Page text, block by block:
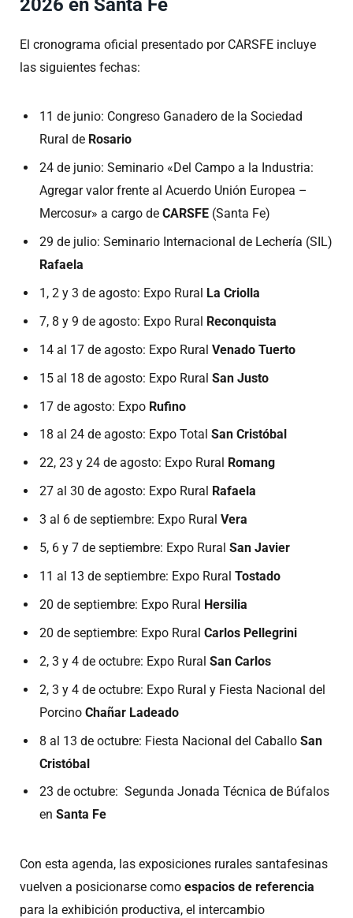
2026 en Santa Fe
El cronograma oficial presentado por CARSFE incluye
las siguientes fechas:
11 de junio: Congreso Ganadero de la Sociedad
Rural de Rosario
24 de junio: Seminario «Del Campo a la Industria:
Agregar valor frente al Acuerdo Unión Europea –
Mercosur» a cargo de CARSFE (Santa Fe)
29 de julio: Seminario Internacional de Lechería (SIL)
Rafaela
1, 2 y 3 de agosto: Expo Rural La Criolla
7, 8 y 9 de agosto: Expo Rural Reconquista
14 al 17 de agosto: Expo Rural Venado Tuerto
15 al 18 de agosto: Expo Rural San Justo
17 de agosto: Expo Rufino
18 al 24 de agosto: Expo Total San Cristóbal
22, 23 y 24 de agosto: Expo Rural
Romang
27 al 30 de agosto: Expo Rural
Rafaela
3 al 6 de septiembre: Expo Rural Vera
5, 6 y 7 de septiembre: Expo Rural San Javier
11 al 13 de septiembre: Expo Rural Tostado
20 de septiembre: Expo Rural Hersilia
20 de septiembre: Expo Rural Carlos Pellegrini
2, 3 y 4 de octubre: Expo Rural San Carlos
2, 3 y 4 de octubre: Expo Rural y Fiesta Nacional del
Porcino Chañar Ladeado
8 al 13 de octubre: Fiesta Nacional del Caballo San
Cristóbal
23 de octubre: Segunda Jonada Técnica de Búfalos
en Santa Fe
Con esta agenda, las exposiciones rurales santafesinas
vuelven a posicionarse como espacios de referencia
para la exhibición productiva, el intercambio